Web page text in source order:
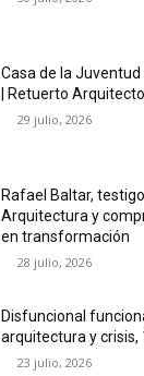
Casa de la
| Retuerto
29 julio, 2026
Rafael Baltar,
Arquitectura y
en transformación
28 julio, 2026
Disfuncional
arquitectura y crisis,
23 julio, 2026